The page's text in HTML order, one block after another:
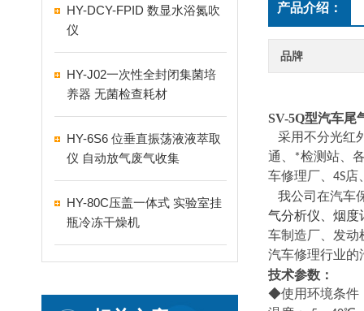
HY-DCY-FPID 数显水浴氮吹
仪
HY-J02一次性全封闭集菌培
养器 无菌检查耗材
HY-6S6 位垂直振荡液液萃取
仪 自动放气废气收集
HY-80C压盖一体式 实验室挂
瓶冷冻干燥机
产品介绍：
品牌
SV-5Q型汽车尾
采用不分光红
通、*检测站、
车修理厂、4S
我公司在汽车
气分析仪、烟度
车制造厂、发动
汽车修理行业的
技术参数 ：
◆使用环境条件